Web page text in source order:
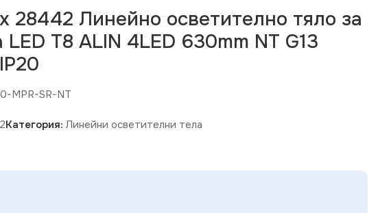
28442 Линейно осветително тяло за
LED T8 ALIN 4LED 630mm NT G13
MPR-SR-NT
Категория: Линейни осветителни тела